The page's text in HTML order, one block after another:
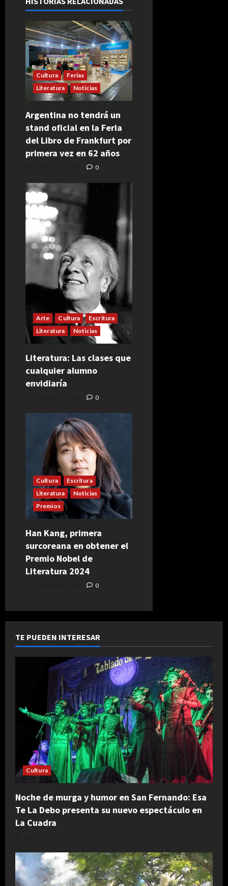
Cultura
Ferias
Literatura
Noticias
Argentina no tendrá un
stand oficial en la Feria
del Libro de Frankfurt por
primera vez en 62 años
0
Arte Cultura
Escritura
Literatura
Noticias
Literatura: Las clases que
cualquier alumno
envidiaría
0
Cultura
Escritura
Literatura
Noticias
Premios
Han Kang, primera
surcoreana en obtener el
Premio Nobel de
Literatura 2024
0
TE PUEDEN INTERESAR
Cultura
Noche de murga y humor en San Fernando: Esa
Te La Debo presenta su nuevo espectáculo en
La Cuadra